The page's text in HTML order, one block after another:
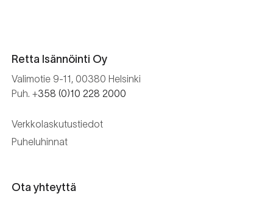
Retta Isännöinti Oy
Valimotie 9-11, 00380 Helsinki
Puh. +358 (0)10 228 2000
Verkkolaskutustiedot
Puheluhinnat
Ota yhteyttä